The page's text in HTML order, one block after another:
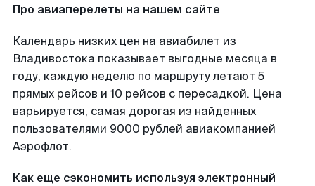
Про авиаперелеты на нашем сайте
Календарь низких цен на авиабилет из
Владивостока показывает выгодные месяца в
году, каждую неделю по маршруту летают 5
прямых рейсов и 10 рейсов с пересадкой. Цена
варьируется, самая дорогая из найденных
пользователями 9000 рублей авиакомпанией
Аэрофлот.
Как еще сэкономить используя электронный